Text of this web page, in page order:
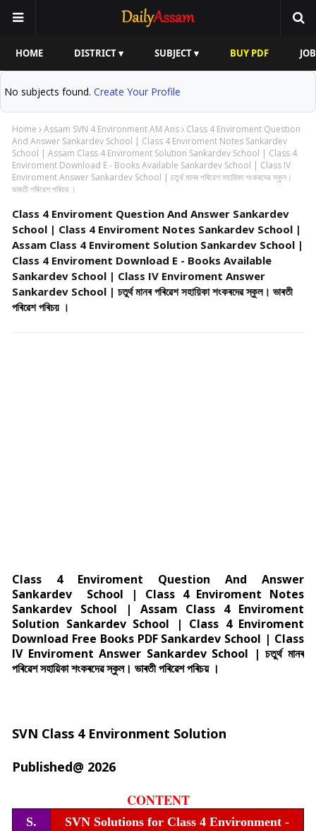
HOME DISTRICT ▾ SUBJECT ▾ BUY PDF
No subjects found. Create Your Profile
Home Assam SVN 4 Environment AM Ans
Class 4 Enviroment Question
And Answer Sankardev School | Class 4 Enviroment Notes Sankardev
School | Assam Class 4 Enviroment Solution Sankardev School | Class 4
Enviroment Download E - Books Available Sankardev School | Class IV
Enviroment Answer Sankardev School | চতুৰ্থ মানৰ পৰিৱেশ সহায়িকা শংকৰদেৱ স্কুল।
ভাৰতী পৰিৱেশ পৰিচয় ।
Class 4 Enviroment Question And Answer Sankardev
School | Class 4 Enviroment Notes Sankardev School |
Assam Class 4 Enviroment Solution Sankardev School |
Class 4 Enviroment Download E - Books Available
Sankardev School | Class IV Enviroment Answer
Sankardev School | চতুৰ্থ মানৰ পৰিৱেশ সহায়িকা শংকৰদেৱ স্কুল। ভাৰতী
পৰিৱেশ পৰিচয় ।
Class 4 Enviroment Question And Answer
Sankardev School | Class 4 Enviroment Notes
Sankardev School | Assam Class 4 Enviroment
Solution Sankardev School | Class 4 Enviroment
Download Free Books PDF Sankardev School | Class
IV Enviroment Answer Sankardev School | চতুৰ্থ মানৰ
পৰিৱেশ সহায়িকা শংকৰদেৱ স্কুল। ভাৰতী পৰিৱেশ পৰিচয় ।
SVN Class 4 Environment Solution
Published@ 2026
CONTENT
S.
SVN Solutions for Class 4 Environment -